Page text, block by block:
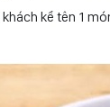
kể tên 1